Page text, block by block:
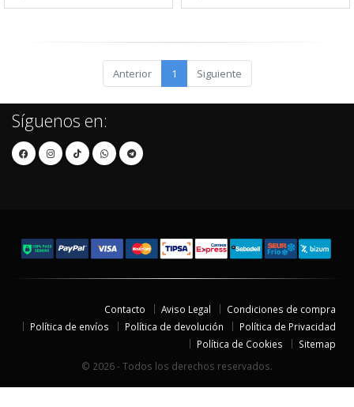
Anterior 1 Siguiente
Síguenos en:
Contacto Aviso Legal
Condiciones de compra
Política de envíos
Política de devolución
Política de Privacidad
Política de Cookies
Sitemap
© 2026 - Todos los derechos reservados.